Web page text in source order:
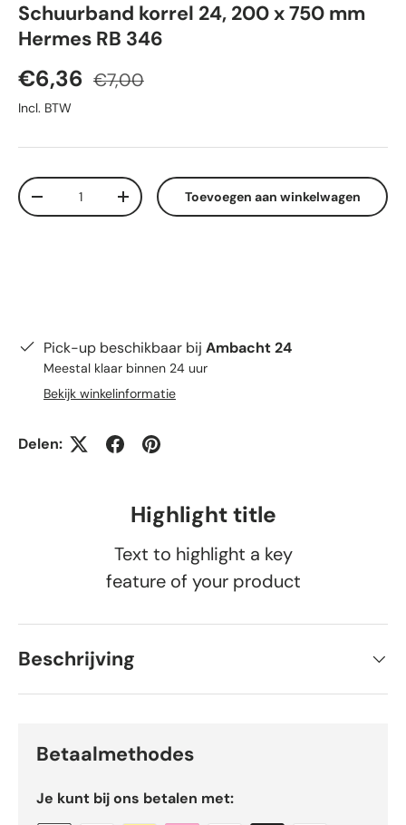
Schuurband korrel 24, 200 x 750 mm
Hermes RB 346
Verkoopprijs
€6,36 Reguliere prijs
€7,00
Incl. BTW
Aantal
Verlaag de hoeveelheidVerhoog de hoeveelheid
Toevoegen aan winkelwagen
Pick-up beschikbaar bij Ambacht 24
Meestal klaar binnen 24 uur
Bekijk winkelinformatie
Delen:
Highlight title
Text to highlight a key
feature of your product
Beschrijving
Betaalmethodes
Je kunt bij ons betalen met: